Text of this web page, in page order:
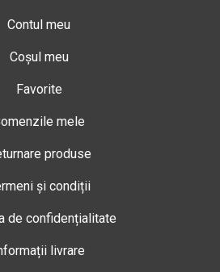
Contul meu
Coșul meu
Favorite
mele
produse
și condiții
de confidențialitate
livrare